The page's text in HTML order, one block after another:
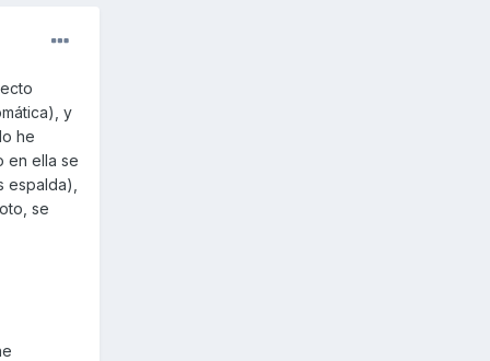
y
he
en ella se
espalda),
se